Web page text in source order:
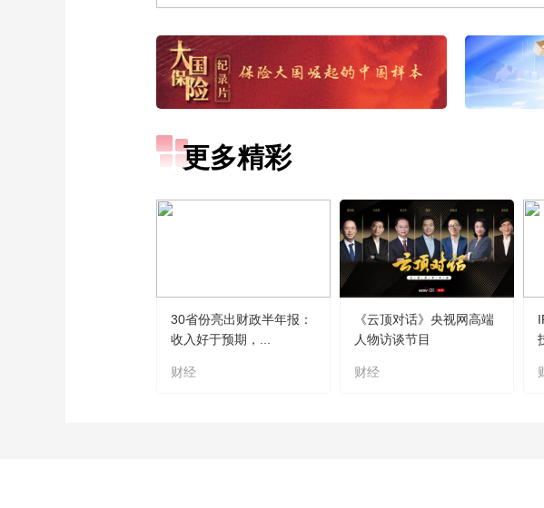
更多精彩
30省份亮出财政半年报：
收入好于预期，...
财经
《云顶对话》央视网高端
人物访谈节目
财经